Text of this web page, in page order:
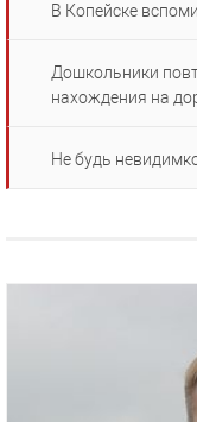
В Копейске
Дошкольники
нахождения на
Не будь